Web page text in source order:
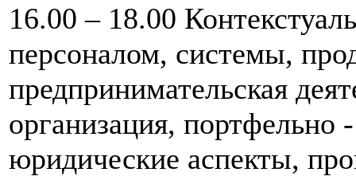
16.00 – 18.00
персоналом, системы,
предпринимательская
организация, портфельно
юридические аспекты,